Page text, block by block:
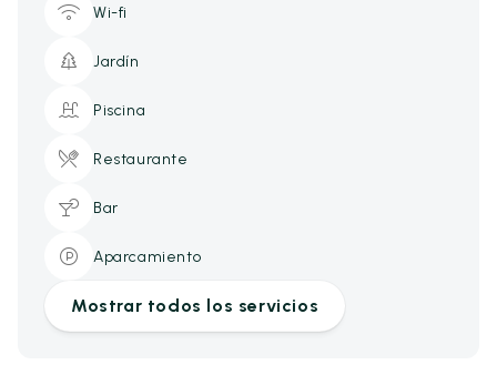
Wi-fi
Jardín
Piscina
Restaurante
Bar
Aparcamiento
Mostrar todos los servicios